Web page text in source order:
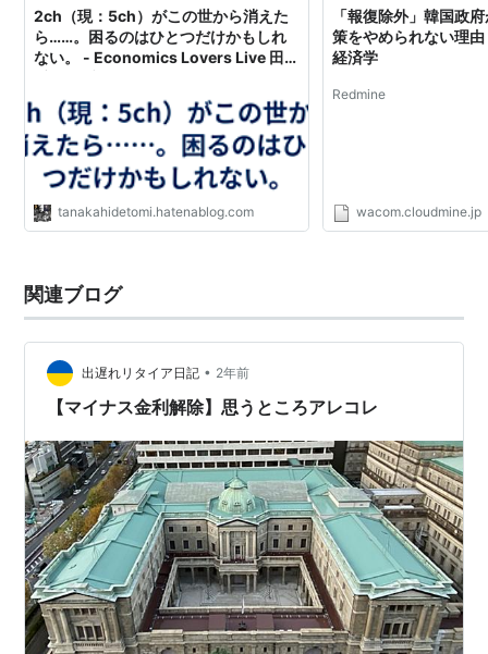
2ch（現：5ch）がこの世から消えた
ら……。困るのはひとつだけかもしれ
ない。 - Economics Lovers Live 田中
tanakahidetomi.hatenablog.com
「報復除外」韓国政
策をやめられない理
経済学
Redmine
wacom.cloudmine.jp
関連ブログ
出遅れリタイア日記 • 2年前
【マイナス金利解除】思うところアレコレ